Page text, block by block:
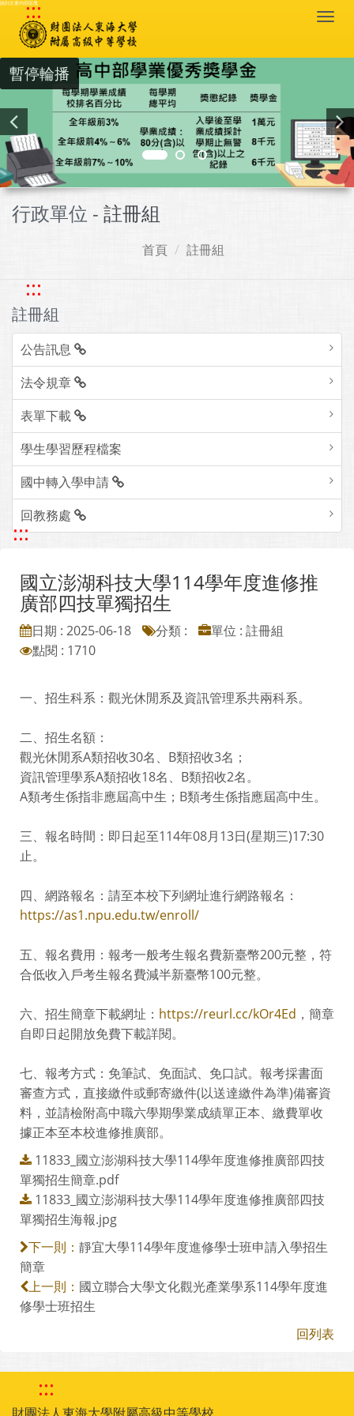
跳到主要內容區塊
:::
暫停輪播
行政單位 - 註冊組
首頁 註冊組
:::
註冊組
公告訊息
法令規章
表單下載
學生學習歷程檔案
國中轉入學申請
回教務處
:::
國立澎湖科技大學114學年度進修推
廣部四技單獨招生
日期 : 2025-06-18 分類 :
單位 : 註冊組
點閱 : 1710
一、招生科系：觀光休閒系及資訊管理系共兩科系。
二、招生名額：
觀光休閒系A類招收30名、B類招收3名；
資訊管理學系A類招收18名、B類招收2名。
A類考生係指非應屆高中生；B類考生係指應屆高中生。
三、報名時間：即日起至114年08月13日(星期三)17:30
止。
四、網路報名：請至本校下列網址進行網路報名：
https://as1.npu.edu.tw/enroll/
五、報名費用：報考一般考生報名費新臺幣200元整，符
合低收入戶考生報名費減半新臺幣100元整。
六、招生簡章下載網址： https://reurl.cc/kOr4Ed ，簡章
自即日起開放免費下載詳閱。
七、報考方式：免筆試、免面試、免口試。報考採書面
審查方式，直接繳件或郵寄繳件(以送達繳件為準)備審資
料，並請檢附高中職六學期學業成績單正本、繳費單收
據正本至本校進修推廣部。
11833_國立澎湖科技大學114學年度進修推廣部四技
單獨招生簡章.pdf
11833_國立澎湖科技大學114學年度進修推廣部四技
單獨招生海報.jpg
下一則： 靜宜大學114學年度進修學士班申請入學招生
簡章
上一則： 國立聯合大學文化觀光產業學系114學年度進
修學士班招生
回列表
:::
財團法人東海大學附屬高級中等學校